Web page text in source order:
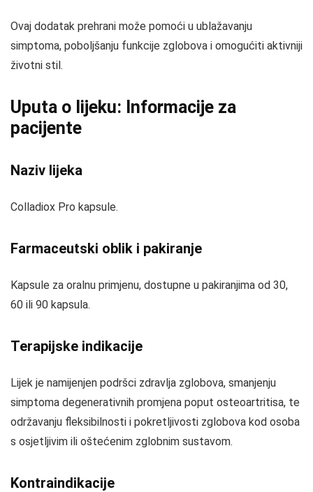
Ovaj dodatak prehrani može pomoći u ublažavanju
simptoma, poboljšanju funkcije zglobova i omogućiti aktivniji
životni stil.
Uputa o lijeku: Informacije za
pacijente
Naziv lijeka
Colladiox Pro kapsule.
Farmaceutski oblik i pakiranje
Kapsule za oralnu primjenu, dostupne u pakiranjima od 30,
60 ili 90 kapsula.
Terapijske indikacije
Lijek je namijenjen podršci zdravlja zglobova, smanjenju
simptoma degenerativnih promjena poput osteoartritisa, te
održavanju fleksibilnosti i pokretljivosti zglobova kod osoba
s osjetljivim ili oštećenim zglobnim sustavom.
Kontraindikacije